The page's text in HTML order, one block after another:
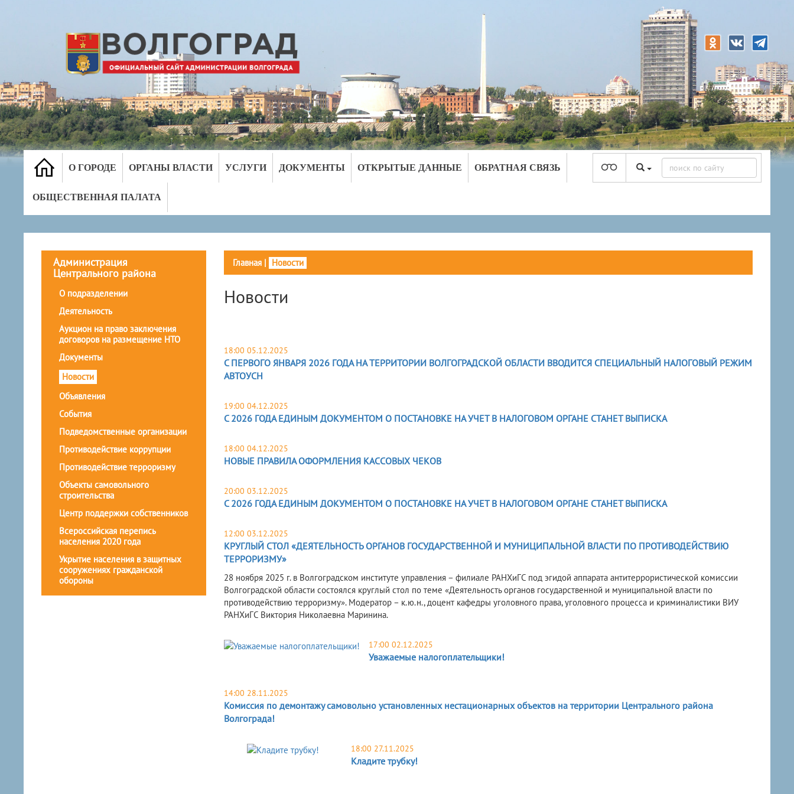
О ГОРОДЕ ОРГАНЫ ВЛАСТИ УСЛУГИ ДОКУМЕНТЫ ОТКРЫТЫЕ ДАННЫЕ ОБРАТНАЯ СВЯЗЬ
ОБЩЕСТВЕННАЯ ПАЛАТА
Администрация
Центрального района
О подразделении
Деятельность
Аукцион на право заключения
договоров на размещение НТО
Документы
Новости
Объявления
События
Подведомственные организации
Противодействие коррупции
Противодействие терроризму
Объекты самовольного
строительства
Центр поддержки собственников
Всероссийская перепись
населения 2020 года
Укрытие населения в защитных
сооружениях гражданской
обороны
Главная| Новости
Новости
18:00 05.12.2025
С ПЕРВОГО ЯНВАРЯ 2026 ГОДА НА ТЕРРИТОРИИ ВОЛГОГРАДСКОЙ ОБЛАСТИ ВВОДИТСЯ СПЕЦИАЛЬНЫЙ НАЛОГОВЫЙ РЕЖИМ
АВТОУСН
19:00 04.12.2025
С 2026 ГОДА ЕДИНЫМ ДОКУМЕНТОМ О ПОСТАНОВКЕ НА УЧЕТ В НАЛОГОВОМ ОРГАНЕ СТАНЕТ ВЫПИСКА
18:00 04.12.2025
НОВЫЕ ПРАВИЛА ОФОРМЛЕНИЯ КАССОВЫХ ЧЕКОВ
20:00 03.12.2025
С 2026 ГОДА ЕДИНЫМ ДОКУМЕНТОМ О ПОСТАНОВКЕ НА УЧЕТ В НАЛОГОВОМ ОРГАНЕ СТАНЕТ ВЫПИСКА
12:00 03.12.2025
КРУГЛЫЙ СТОЛ «ДЕЯТЕЛЬНОСТЬ ОРГАНОВ ГОСУДАРСТВЕННОЙ И МУНИЦИПАЛЬНОЙ ВЛАСТИ ПО ПРОТИВОДЕЙСТВИЮ
ТЕРРОРИЗМУ»
28 ноября 2025 г. в Волгоградском институте управления – филиале РАНХиГС под эгидой аппарата антитеррористической комиссии
Волгоградской области состоялся круглый стол по теме «Деятельность органов государственной и муниципальной власти по
противодействию терроризму». Модератор – к.ю.н., доцент кафедры уголовного права, уголовного процесса и криминалистики ВИУ
РАНХиГС Виктория Николаевна Маринина.
17:00 02.12.2025
Уважаемые налогоплательщики!
14:00 28.11.2025
Комиссия по демонтажу самовольно установленных нестационарных объектов на территории Центрального района
Волгограда!
18:00 27.11.2025
Кладите трубку!